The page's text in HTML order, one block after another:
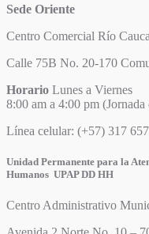
Sede Oriente
Centro Comercial Río
Calle 75B No. 20-170
Horario Lunes a Viernes
8:00 am a 4:00 pm
Línea celular: (+57) 317
Unidad Permanente para la
Humanos UPAP DD HH
Centro Administrativo